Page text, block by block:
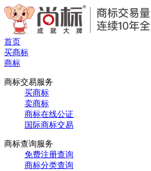
首页
买商标
商标
商标交易服务
买商标
卖商标
商标在线公证
国际商标交易
商标查询服务
免费注册查询
商标分类查询